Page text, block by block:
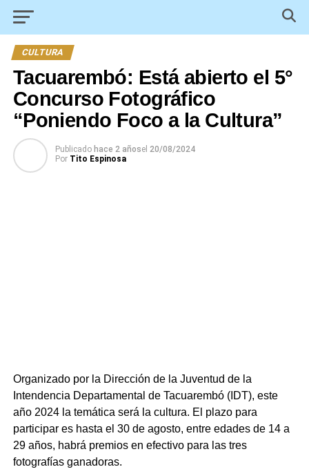
CULTURA
Tacuarembó: Está abierto el 5°
Concurso Fotográfico
“Poniendo Foco a la Cultura”
Publicado hace 2 añosel 20/08/2024
Por Tito Espinosa
Organizado por la Dirección de la Juventud de la
Intendencia Departamental de Tacuarembó (IDT), este
año 2024 la temática será la cultura. El plazo para
participar es hasta el 30 de agosto, entre edades de 14 a
29 años, habrá premios en efectivo para las tres
fotografías ganadoras.